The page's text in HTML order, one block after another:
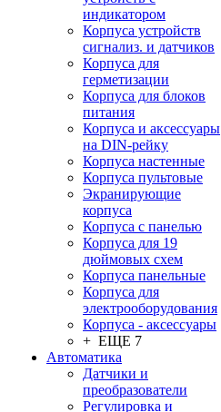
индикатором
Корпуса устройств
сигнализ. и датчиков
Корпуса для
герметизации
Корпуса для блоков
питания
Корпуса и аксессуары
на DIN-рейку
Корпуса настенные
Корпуса пультовые
Экранирующие
корпуса
Корпуса с панелью
Корпуса для 19
дюймовых схем
Корпуса панельные
Корпуса для
электрооборудования
Корпуса - аксессуары
+ ЕЩЕ 7
Автоматика
Датчики и
преобразователи
Регулировка и